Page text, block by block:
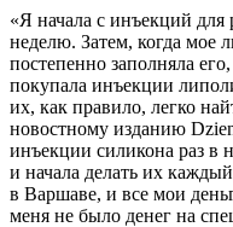
«Я начала с инъекций для
неделю. Затем, когда мое
постепенно заполняла
покупала инъекции
их, как правило, легко
новостному изданию
инъекции силикона раз в
и начала делать их
в Варшаве, и все мои
меня не было денег на